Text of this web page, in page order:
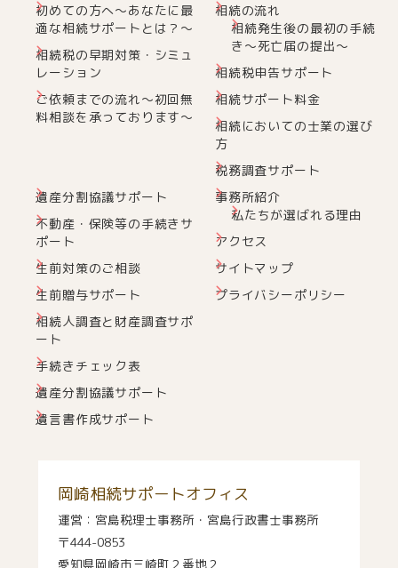
初めての方へ～あなたに最
適な相続サポートとは？～
相続税の早期対策・シミュ
レーション
ご依頼までの流れ～初回無
料相談を承っております～
相続の流れ
相続発生後の最初の手続
き～死亡届の提出～
相続税申告サポート
相続サポート料金
相続においての士業の選び
方
税務調査サポート
遺産分割協議サポート
不動産・保険等の手続きサ
ポート
生前対策のご相談
生前贈与サポート
相続人調査と財産調査サポ
ート
手続きチェック表
遺産分割協議サポート
遺言書作成サポート
事務所紹介
私たちが選ばれる理由
アクセス
サイトマップ
プライバシーポリシー
岡崎相続サポートオフィス
運営：宮島税理士事務所・宮島行政書士事務所
〒444-0853
愛知県岡崎市三崎町２番地２